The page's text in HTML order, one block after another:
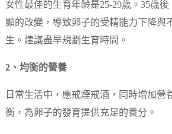
女性最佳的生育年齡是25-29歲。35歲
顯的改變，導致卵子的受精能力下降與
生。建議盡早規劃生育時間。
2、均衡的營養
日常生活中，應戒煙戒酒，同時增加營
衡，為卵子的發育提供充足的養分。